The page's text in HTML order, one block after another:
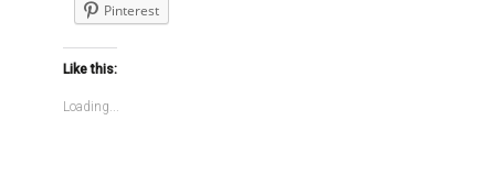
Pinterest
Like this:
Loading...